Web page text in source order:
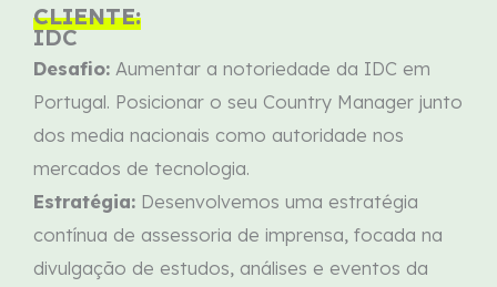
CLIENTE:
IDC
Desafio: Aumentar a notoriedade da IDC em
Portugal. Posicionar o seu Country Manager junto
dos media nacionais como autoridade nos
mercados de tecnologia.
Estratégia: Desenvolvemos uma estratégia
contínua de assessoria de imprensa, focada na
divulgação de estudos, análises e eventos da